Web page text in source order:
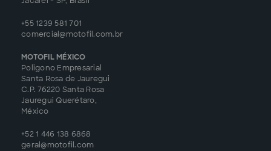
+55 1239 581 701
comercial@motofil.com.br
MOTOFIL MÉXICO
Poligono Empresarial
Santa Rosa de Jauregui
C.P. 76220 Santa Rosa
Jauregui Querétaro,
México
+52 1 446 138 6868
geral@motofil.com